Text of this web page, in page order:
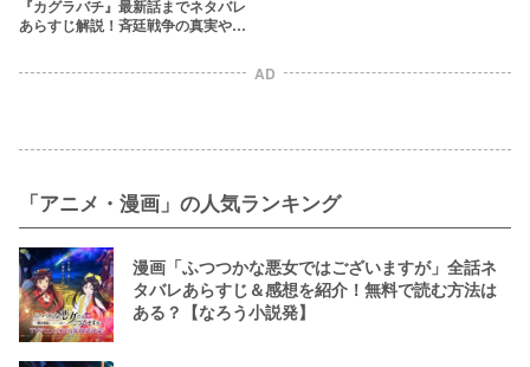
『カグラバチ』最新話までネタバレ
あらすじ解説！斉廷戦争の真実や英
AD
「アニメ・漫画」の人気ランキング
漫画「ふつつかな悪女ではございますが」全話ネ
タバレあらすじ＆感想を紹介！無料で読む方法は
ある？【なろう小説発】